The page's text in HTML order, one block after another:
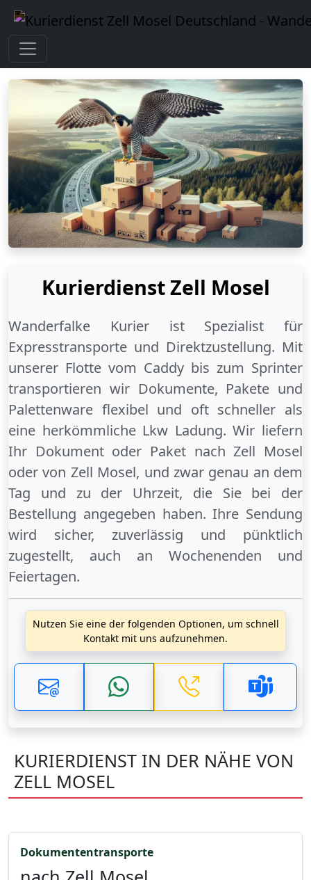
Kurierdienst Zell Mosel
Wanderfalke Kurier ist Spezialist für
Expresstransporte und Direktzustellung. Mit
unserer Flotte vom Caddy bis zum Sprinter
transportieren wir Dokumente, Pakete und
Palettenware flexibel und oft schneller als
eine herkömmliche Lkw Ladung. Wir liefern
Ihr Dokument oder Paket nach Zell Mosel
odervon Zell Mosel, und zwar genau an dem
Tag und zu der Uhrzeit, die Sie bei der
Bestellung angegeben haben. Ihre Sendung
wird sicher, zuverlässig und pünktlich
zugestellt, auch an Wochenenden und
Feiertagen.
Nutzen Sie eine der folgenden Optionen, um schnell
Kontakt mit uns aufzunehmen.
KURIERDIENST IN DER NÄHE VON
ZELL MOSEL
Dokumententransporte